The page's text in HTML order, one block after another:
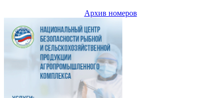
Архив номеров